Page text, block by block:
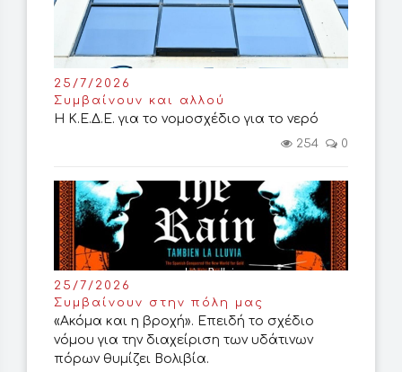
25/7/2026
Συμβαίνουν και αλλού
Η Κ.Ε.Δ.Ε. για το νομοσχέδιο για το νερό
254 0
25/7/2026
Συμβαίνουν στην πόλη μας
«Ακόμα και η βροχή». Επειδή το σχέδιο
νόμου για την διαχείριση των υδάτινων
πόρων θυμίζει Βολιβία.